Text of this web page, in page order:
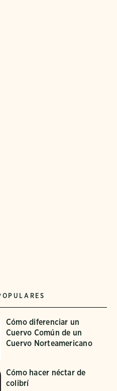
Cómo diferenciar un
Cuervo Común de un
Cuervo Norteamericano
Cómo hacer néctar de
colibrí